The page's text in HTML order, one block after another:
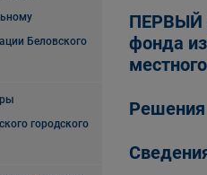
Беловского
городского
ПЕРВЫЙ
фонда
Решения